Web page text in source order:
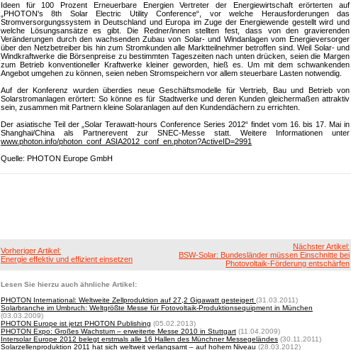
Ideen für 100 Prozent Erneuerbare Energien Vertreter der Energiewirtschaft erörterten auf
„PHOTON's 8th Solar Electric Utility Conference“, vor welche Herausforderungen das
Stromversorgungssystem in Deutschland und Europa im Zuge der Energiewende gestellt wird und
welche Lösungsansätze es gibt. Die Redner/innen stellten fest, dass von den gravierenden
Veränderungen durch den wachsenden Zubau von Solar- und Windanlagen vom Energieversorger
über den Netzbetreiber bis hin zum Stromkunden alle Marktteilnehmer betroffen sind. Weil Solar- und
Windkraftwerke die Börsenpreise zu bestimmten Tageszeiten nach unten drücken, seien die Margen
zum Betrieb konventioneller Kraftwerke kleiner geworden, hieß es. Um mit dem schwankenden
Angebot umgehen zu können, seien neben Stromspeichern vor allem steuerbare Lasten notwendig.
Auf der Konferenz wurden überdies neue Geschäftsmodelle für Vertrieb, Bau und Betrieb von
Solarstromanlagen erörtert: So könne es für Stadtwerke und deren Kunden gleichermaßen attraktiv
sein, zusammen mit Partnern kleine Solaranlagen auf den Kundendächern zu errichten.
Der asiatische Teil der „Solar Terawatt-hours Conference Series 2012“ findet vom 16. bis 17. Mai in
Shanghai/China als Partnerevent zur SNEC-Messe statt. Weitere Informationen unter
www.photon.info/photon_conf_ASIA2012_conf_en.photon?ActiveID=2991
Quelle: PHOTON Europe GmbH
Vorheriger Artikel:
Energie effektiv und effizient einsetzen
Nächster Artikel:
BSW-Solar: Bundesländer müssen Einschnitte bei
Photovoltaik-Förderung entschärfen
Lesen Sie hierzu auch ähnliche Artikel:
PHOTON International: Weltweite Zellproduktion auf 27,2 Gigawatt gesteigert (31.03.2011)
Solarbranche im Umbruch: Weltgrößte Messe für Fotovoltaik-Produktionsequipment in München
(03.03.2009)
PHOTON Europe ist jetzt PHOTON Publishing (05.02.2013)
PHOTON Expo: Großes Wachstum – erweiterte Messe 2010 in Stuttgart (11.04.2009)
Intersolar Europe 2012 belegt erstmals alle 16 Hallen des Münchner Messegeländes (30.11.2011)
Solarzellenproduktion 2011 hat sich weltweit verlangsamt – auf hohem Niveau (28.03.2012)